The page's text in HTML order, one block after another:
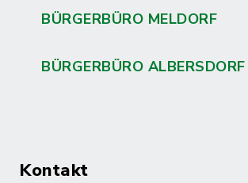
BÜRGERBÜRO MELDORF
BÜRGERBÜRO ALBERSDORF
Kontakt